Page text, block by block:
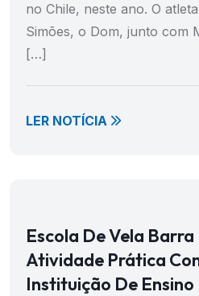
no Chile, neste ano. O
Simões, o Dom, junto com
[…]
LER NOTÍCIA
Escola De Vela
Atividade Prática
Instituição De